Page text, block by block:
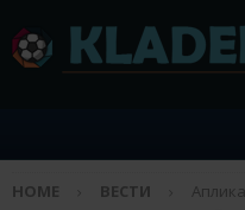
HOME ВЕСТИ